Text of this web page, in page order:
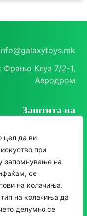
цел да ви
при
запомнување на
се
на колачиња.
на колачиња да
делумно се
Фрањо Клуз 7/2-1,
Аеродром
Заштита на
Политика на
приватност
за колачиња
Следете нè
Instagram
Facebook